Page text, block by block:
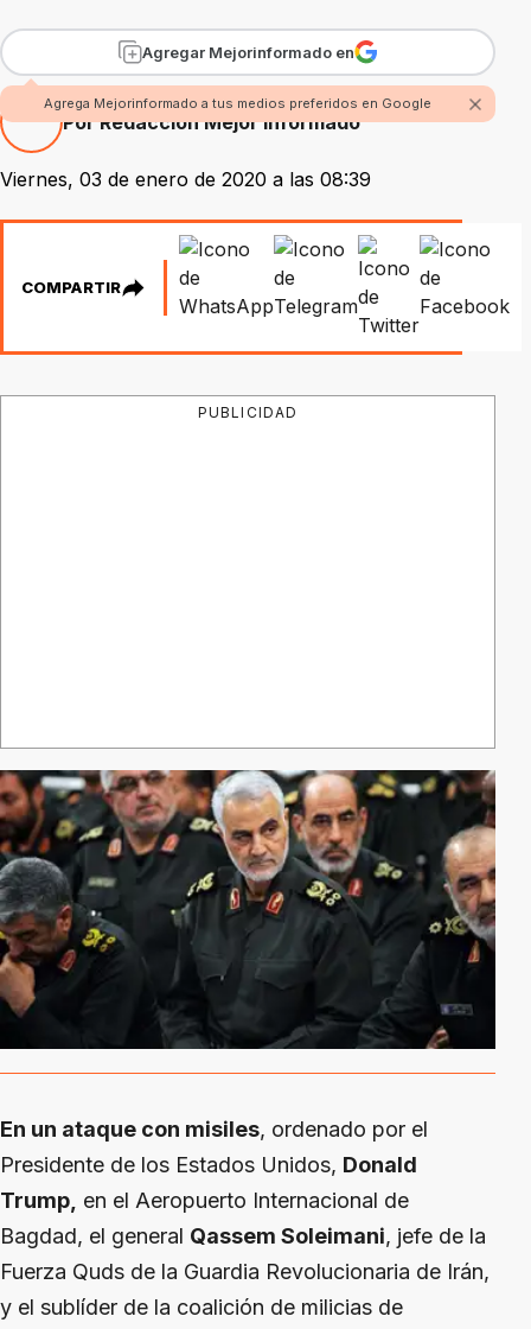
Agregar Mejorinformado en
Agrega Mejorinformado a tus medios preferidos en Google
Por Redacción Mejor Informado
Viernes, 03 de enero de 2020 a las 08:39
COMPARTIR
PUBLICIDAD
En un ataque con misiles, ordenado por el
Presidente de los Estados Unidos, Donald
Trump, en el Aeropuerto Internacional de
Bagdad, el general Qassem Soleimani, jefe de la
Fuerza Quds de la Guardia Revolucionaria de Irán,
y el sublíder de la coalición de milicias de